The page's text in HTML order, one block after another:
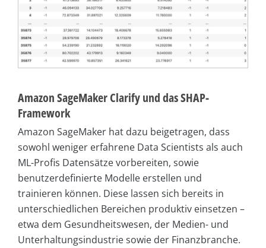
Amazon SageMaker Clarify und das SHAP-
Framework
Amazon SageMaker hat dazu beigetragen, dass
sowohl weniger erfahrene Data Scientists als auch
ML-Profis Datensätze vorbereiten, sowie
benutzerdefinierte Modelle erstellen und
trainieren können. Diese lassen sich bereits in
unterschiedlichen Bereichen produktiv einsetzen –
etwa dem Gesundheitswesen, der Medien- und
Unterhaltungsindustrie sowie der Finanzbranche.